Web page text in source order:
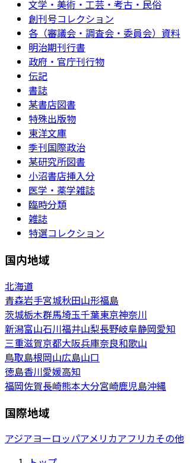
文学・美術・工芸・考古・民俗
創刊号コレクション
各（審議会・調査会・委員会）資料
明治期刊行書
政府・官庁刊行物
伝記
書誌
某書店図書
特殊出版物
東洋文庫
季刊国際政治
某研究所図書
小沼書店挿入分
医学・薬学雑誌
臨時分類
雑誌
特選コレクション
国内地域
北海道
青森岩手宮城秋田山形福島
茨城栃木群馬埼玉千葉東京神奈川
新潟富山石川福井山梨長野岐阜静岡愛知
三重滋賀京都大阪兵庫奈良和歌山
鳥取島根岡山広島山口
徳島香川愛媛高知
福岡佐賀長崎熊本大分宮崎鹿児島沖縄
国際地域
アジアヨーロッパアメリカアフリカその他